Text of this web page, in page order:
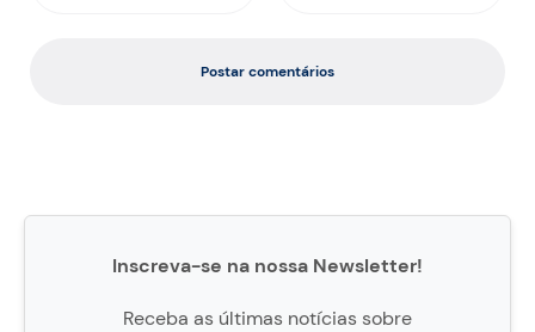
Postar comentários
Inscreva-se na nossa Newsletter!
Receba as últimas notícias sobre